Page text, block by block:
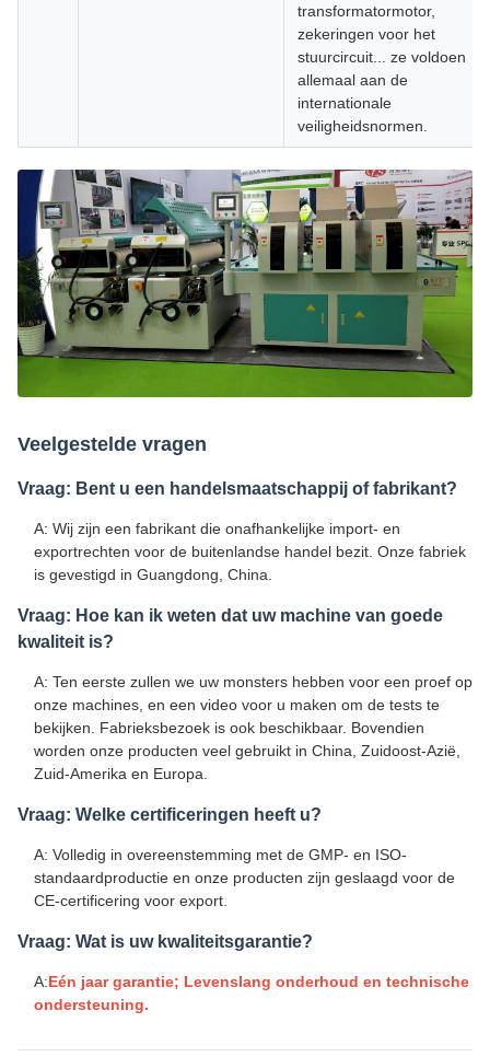
transformatormotor,
zekeringen voor het
stuurcircuit... ze voldoen
allemaal aan de
internationale
veiligheidsnormen.
Veelgestelde vragen
Vraag: Bent u een handelsmaatschappij of fabrikant?
A: Wij zijn een fabrikant die onafhankelijke import- en
exportrechten voor de buitenlandse handel bezit. Onze fabriek
is gevestigd in Guangdong, China.
Vraag: Hoe kan ik weten dat uw machine van goede
kwaliteit is?
A: Ten eerste zullen we uw monsters hebben voor een proef op
onze machines, en een video voor u maken om de tests te
bekijken. Fabrieksbezoek is ook beschikbaar. Bovendien
worden onze producten veel gebruikt in China, Zuidoost-Azië,
Zuid-Amerika en Europa.
Vraag: Welke certificeringen heeft u?
A: Volledig in overeenstemming met de GMP- en ISO-
standaardproductie en onze producten zijn geslaagd voor de
CE-certificering voor export.
Vraag: Wat is uw kwaliteitsgarantie?
A:Eén jaar garantie; Levenslang onderhoud en technische
ondersteuning.